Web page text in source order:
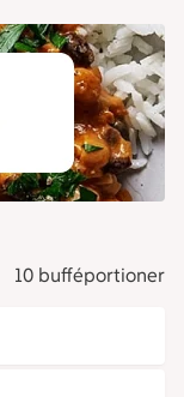
10 bufféportioner